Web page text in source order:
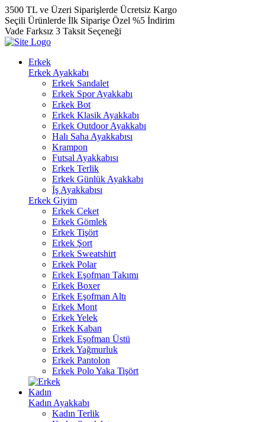
3500 TL ve Üzeri Siparişlerde Ücretsiz Kargo
Seçili Ürünlerde İlk Siparişe Özel %5 İndirim
Vade Farksız 3 Taksit Seçeneği
Erkek
Erkek Ayakkabı
Erkek Sandalet
Erkek Spor Ayakkabı
Erkek Bot
Erkek Klasik Ayakkabı
Erkek Outdoor Ayakkabı
Halı Saha Ayakkabısı
Krampon
Futsal Ayakkabısı
Erkek Terlik
Erkek Günlük Ayakkabı
İş Ayakkabısı
Erkek Giyim
Erkek Ceket
Erkek Gömlek
Erkek Tişört
Erkek Şort
Erkek Sweatshirt
Erkek Polar
Erkek Eşofman Takımı
Erkek Boxer
Erkek Eşofman Altı
Erkek Mont
Erkek Yelek
Erkek Kaban
Erkek Eşofman Üstü
Erkek Yağmurluk
Erkek Pantolon
Erkek Polo Yaka Tişört
Kadın
Kadın Ayakkabı
Kadın Terlik